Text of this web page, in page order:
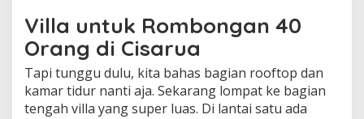
Villa untuk Rombongan 40
Orang di Cisarua
Tapi tunggu dulu, kita bahas bagian rooftop dan
kamar tidur nanti aja. Sekarang lompat ke bagian
tengah villa yang super luas. Di lantai satu ada